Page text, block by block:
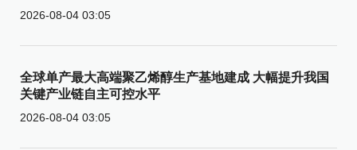
2026-08-04 03:05
全球单产最大高端聚乙烯醇生产基地建成 大幅提升我国
关键产业链自主可控水平
2026-08-04 03:05